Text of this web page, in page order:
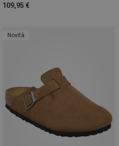
109,95 €
Novità